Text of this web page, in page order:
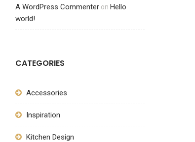
A WordPress Commenteron Hello
world!
CATEGORIES
Accessories
Inspiration
Kitchen Design